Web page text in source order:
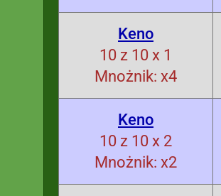
Keno
10 z 10 x 1
Mnożnik: x4
Keno
10 z 10 x 2
Mnożnik: x2